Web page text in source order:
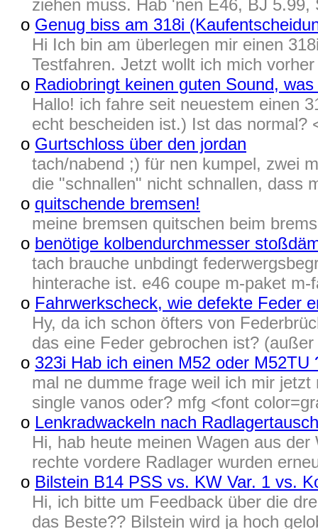
ziehen muss. Hab 'nen E46, BJ
o Genug biss am 318i
Hi Ich bin am überlegen mir einen
Testfahren. Jetzt wollt ich mich
o Radiobringt keinen guten Sound,
Hallo! ich fahre seit neuestem einen
echt bescheiden ist.) Ist das normal?
o Gurtschloss über den jordan
tach/nabend ;) für nen kumpel, zwei
die "schnallen" nicht schnallen, dass
o quitschende bremsen!
meine bremsen quitschen beim
o benötige kolbendurchmesser
tach brauche unbdingt
hinterache ist. e46 coupe m-paket m-
o Fahrwerkscheck, wie defekte Feder
Hy, da ich schon öfters von
das eine Feder gebrochen ist?
o 323i Hab ich einen M52 oder M52TU
mal ne dumme frage weil ich mir
single vanos oder? mfg <font
o Lenkradwackeln nach
Hi, hab heute meinen Wagen aus
rechte vordere Radlager wurden
o Bilstein B14 PSS vs. KW Var. 1 vs.
Hi, ich bitte um Feedback über die
das Beste?? Bilstein wird ja hoch